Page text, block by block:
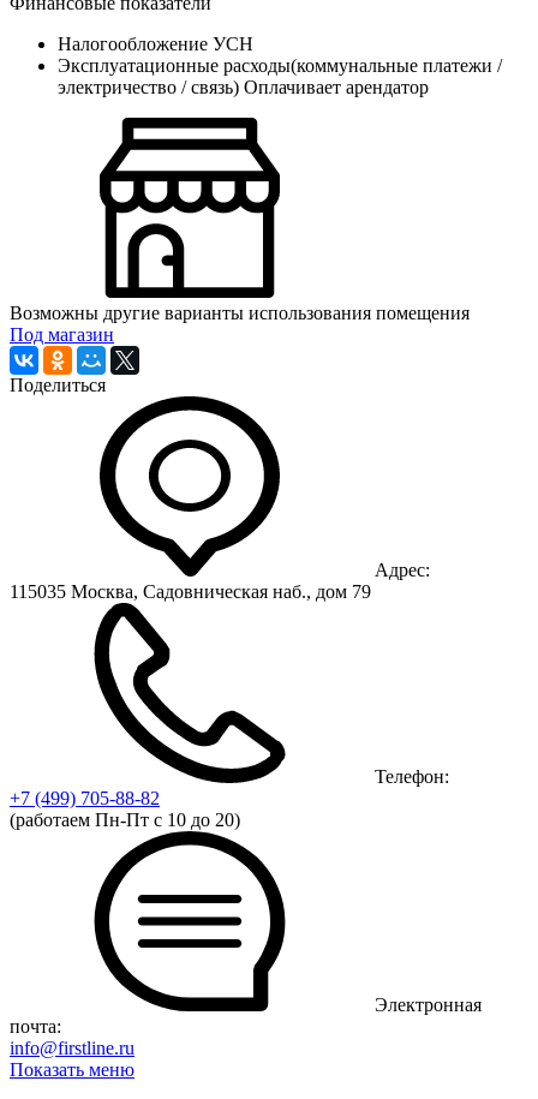
Налогообложение УСН
Эксплуатационные расходы(коммунальные платежи /
электричество / связь) Оплачивает арендатор
Возможны другие варианты использования помещения
Под магазин
Поделиться
Адрес:
115035 Москва, Садовническая наб., дом 79
Телефон:
+7 (499) 705-88-82
(работаем Пн-Пт с 10 до 20)
Электронная
почта:
info@firstline.ru
Показать меню